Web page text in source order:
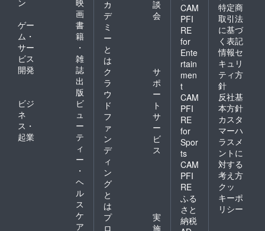
ン
映
画
ゲー
ム・
サー
ビス
開発
書
籍
・
雑
誌
出
版
ビジ
ネ
ス・
起業
ビ
ュ
ー
テ
ィ
ー
・
ヘ
ル
ス
ケ
ア
カ
デ
ミ
ー
と
は
談
会
ク
ラ
ウ
ド
フ
ァ
ン
デ
ィ
ン
グ
と
は
サ
ポ
ー
ト
サ
ー
ビ
ス
プ
ロ
実
施
CAM
PFI
RE
for
Ente
rtain
men
t
CAM
PFI
RE
for
Spor
ts
CAM
PFI
RE
ふる
さと
納税
特定商
取引法
に基づ
く表記
情報セ
キュリ
ティ方
針
反社基
本方針
カスタ
マーハ
ラスメ
ントに
対する
考え方
クッ
キーポ
リシー